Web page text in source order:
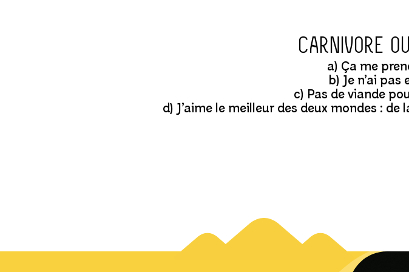
Carnivore
a) Ça me
b) Je n’ai pas
c) Pas de viande
d) J’aime le meilleur des deux mondes :